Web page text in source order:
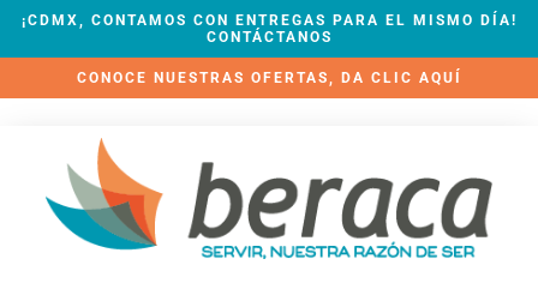
¡CDMX, CONTAMOS CON ENTREGAS PARA EL MISMO DÍA!
CONTÁCTANOS
CONOCE NUESTRAS OFERTAS, DA CLIC AQUÍ